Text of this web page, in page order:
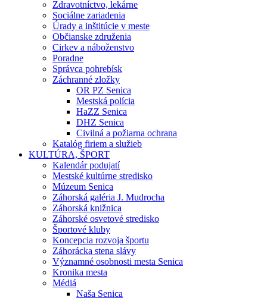
Zdravotníctvo, lekárne
Sociálne zariadenia
Úrady a inštitúcie v meste
Občianske združenia
Cirkev a náboženstvo
Poradne
Správca pohrebísk
Záchranné zložky
OR PZ Senica
Mestská polícia
HaZZ Senica
DHZ Senica
Civilná a požiarna ochrana
Katalóg firiem a služieb
KULTÚRA, ŠPORT
Kalendár podujatí
Mestské kultúrne stredisko
Múzeum Senica
Záhorská galéria J. Mudrocha
Záhorská knižnica
Záhorské osvetové stredisko
Športové kluby
Koncepcia rozvoja športu
Záhorácka stena slávy
Významné osobnosti mesta Senica
Kronika mesta
Médiá
Naša Senica